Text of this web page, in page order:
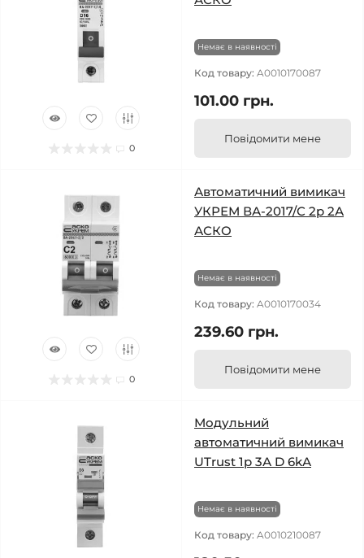
0
Немає в наявності
Код товару: A0010170087
101.00 грн.
Повідомити мене
0
Автоматичний вимикач
УКРЕМ ВА-2017/С 2р 2А
АСКО
Немає в наявності
Код товару: A0010170034
239.60 грн.
Повідомити мене
Модульний
автоматичний вимикач
UTrust 1р 3А D 6kА
Немає в наявності
Код товару: A0010210087